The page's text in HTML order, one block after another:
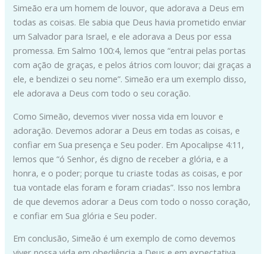
Simeão era um homem de louvor, que adorava a Deus em
todas as coisas. Ele sabia que Deus havia prometido enviar
um Salvador para Israel, e ele adorava a Deus por essa
promessa. Em Salmo 100:4, lemos que “entrai pelas portas
com ação de graças, e pelos átrios com louvor; dai graças a
ele, e bendizei o seu nome”. Simeão era um exemplo disso,
ele adorava a Deus com todo o seu coração.
Como Simeão, devemos viver nossa vida em louvor e
adoração. Devemos adorar a Deus em todas as coisas, e
confiar em Sua presença e Seu poder. Em Apocalipse 4:11,
lemos que “ó Senhor, és digno de receber a glória, e a
honra, e o poder; porque tu criaste todas as coisas, e por
tua vontade elas foram e foram criadas”. Isso nos lembra
de que devemos adorar a Deus com todo o nosso coração,
e confiar em Sua glória e Seu poder.
Em conclusão, Simeão é um exemplo de como devemos